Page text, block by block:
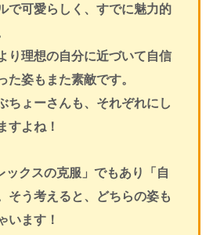
で可愛らしく、すでに魅力的
り理想の自分に近づいて自信
た姿もまた素敵です。
ちょーさんも、それぞれにし
すよね！
ックスの克服」でもあり「自
そう考えると、どちらの姿も
います！